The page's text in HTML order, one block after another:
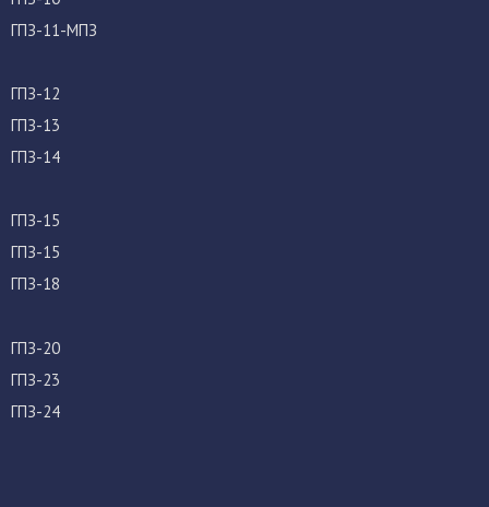
ГПЗ-11-МПЗ
ГПЗ-12
ГПЗ-13
ГПЗ-14
ГПЗ-15
ГПЗ-15
ГПЗ-18
ГПЗ-20
ГПЗ-23
ГПЗ-24